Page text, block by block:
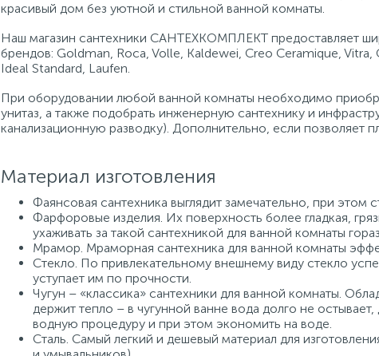
красивый дом без уютной и стильной ванной комнаты.
Наш магазин сантехники САНТЕХКОМПЛЕКТ предоставляет
брендов: Goldman, Roca, Volle, Kaldewei, Creo Ceramique,
Ideal Standard, Laufen.
При оборудовании любой ванной комнаты необходимо
унитаз, а также подобрать инженерную сантехнику и
канализационную разводку). Дополнительно, если позволяет
Материал изготовления
Фаянсовая сантехника выглядит замечательно, при этом
Фарфоровые изделия. Их поверхность более гладкая,
ухаживать за такой сантехникой для ванной комнаты
Мрамор. Мраморная сантехника для ванной комнаты
Стекло. По привлекательному внешнему виду стекло
уступает им по прочности.
Чугун – «классика» сантехники для ванной комнаты.
держит тепло – в чугунной ванне вода долго не
водную процедуру и при этом экономить на воде.
Сталь. Самый легкий и дешевый материал для